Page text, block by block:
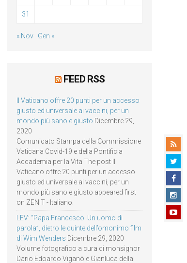
31
« Nov Gen »
FEED RSS
Il Vaticano offre 20 punti per un accesso
giusto ed universale ai vaccini, per un
mondo più sano e giusto Dicembre 29,
2020
Comunicato Stampa della Commissione
Vaticana Covid-19 e della Pontificia
Accademia per la Vita The post Il
Vaticano offre 20 punti per un accesso
giusto ed universale ai vaccini, per un
mondo più sano e giusto appeared first
on ZENIT - Italiano.
LEV: “Papa Francesco. Un uomo di
parola”, dietro le quinte dell’omonimo film
di Wim Wenders Dicembre 29, 2020
Volume fotografico a cura di monsignor
Dario Edoardo Viganò e Gianluca della